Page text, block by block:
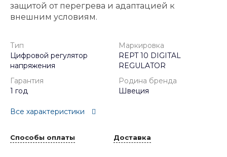
защитой от перегрева и адаптацией к
внешним условиям.
Тип
Цифровой регулятор
напряжения
Маркировка
REPT 10 DIGITAL
REGULATOR
Гарантия
1 год
Родина бренда
Швеция
Все характеристики
Способы оплаты Доставка